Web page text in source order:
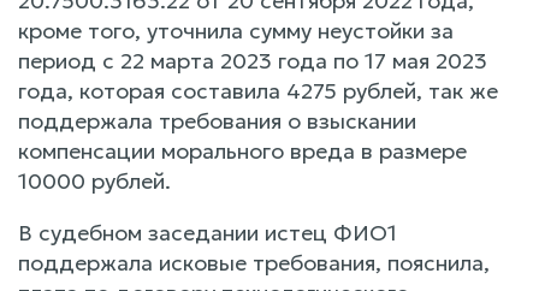
кроме того, уточнила сумму неустойки за
период с 22 марта 2023 года по 17 мая 2023
года, которая составила 4275 рублей, так же
поддержала требования о взыскании
компенсации морального вреда в размере
10000 рублей.
В судебном заседании истец ФИО1
поддержала исковые требования, пояснила,